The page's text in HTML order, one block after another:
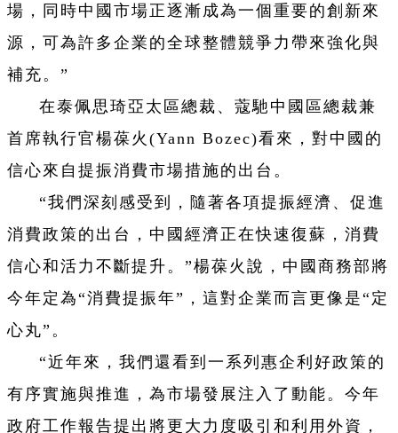
場，同時中國市場正逐漸成為一個重要的創新來
源，可為許多企業的全球整體競爭力帶來強化與
補充。”
在泰佩思琦亞太區總裁、蔻馳中國區總裁兼
首席執行官楊葆火(Yann Bozec)看來，對中國的
信心來自提振消費市場措施的出台。
“我們深刻感受到，隨著各項提振經濟、促進
消費政策的出台，中國經濟正在快速復蘇，消費
信心和活力不斷提升。”楊葆火說，中國商務部將
今年定為“消費提振年”，這對企業而言更像是“定
心丸”。
“近年來，我們還看到一系列惠企利好政策的
有序實施與推進，為市場發展注入了動能。今年
政府工作報告提出將更大力度吸引和利用外資，